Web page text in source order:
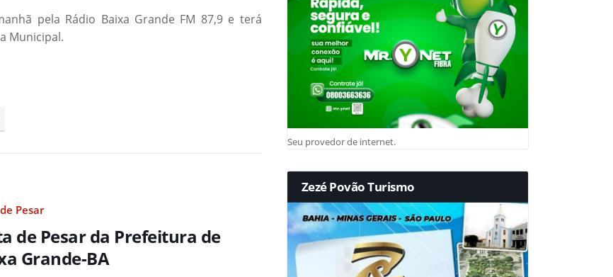
pela Rádio Baixa Grande FM 87,9 e terá
Municipal.
Pesar
de Pesar da Prefeitura de
Grande-BA
Seu provedor de internet.
Zezé Povão Turismo